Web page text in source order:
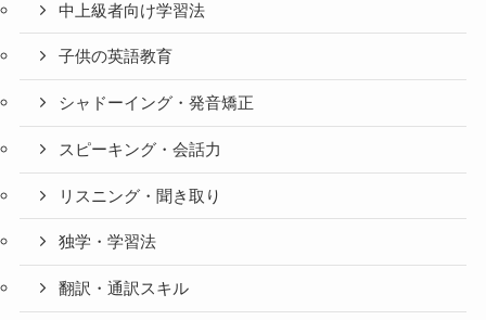
中上級者向け学習法
子供の英語教育
シャドーイング・発音矯正
スピーキング・会話力
リスニング・聞き取り
独学・学習法
翻訳・通訳スキル